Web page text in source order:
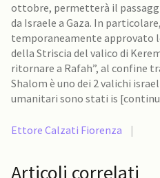
ottobre, permetterà il
da Israele a Gaza. In
temporaneamente approvato
della Striscia del valico di
ritornare a Rafah”, al confine
Shalom è uno dei 2 valichi
umanitari sono stati is
Ettore Calzati Fiorenza |
Articoli correlati